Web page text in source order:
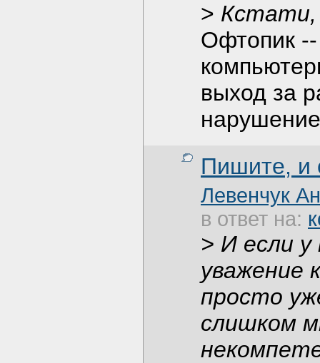
> Кстати,
Офтопик --
выход за
Пишите, и
Левенчук
в ответ на:
> И если
уважение
просто
слишком